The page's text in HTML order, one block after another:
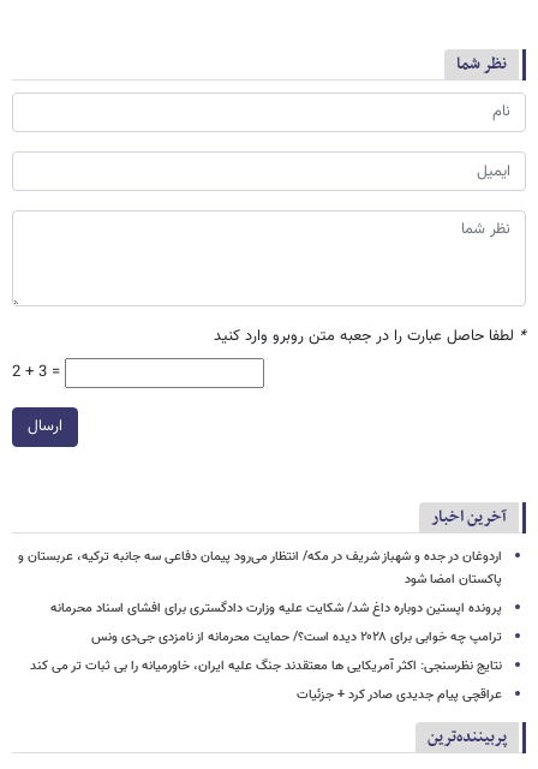
نظر شما
* لطفا حاصل عبارت را در جعبه متن روبرو وارد کنید
2 + 3 =
ارسال
آخرین اخبار
اردوغان در جده و شهباز شریف در مکه/ انتظار می‌رود پیمان دفاعی سه جانبه ترکیه، عربستان و
پاکستان امضا شود
پرونده اپستین دوباره داغ شد/ شکایت علیه وزارت دادگستری برای افشای اسناد محرمانه
ترامپ چه خوابی برای ۲۰۲۸ دیده است؟/ حمایت محرمانه از نامزدی جی‌دی ونس
نتایج نظرسنجی: اکثر آمریکایی ها معتقدند جنگ علیه ایران، خاورمیانه را بی ثبات تر می کند
عراقچی پیام جدیدی صادر کرد + جزئیات
پربیننده‌ترین